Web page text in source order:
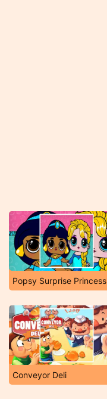
Popsy Surprise Princess
Conveyor Deli